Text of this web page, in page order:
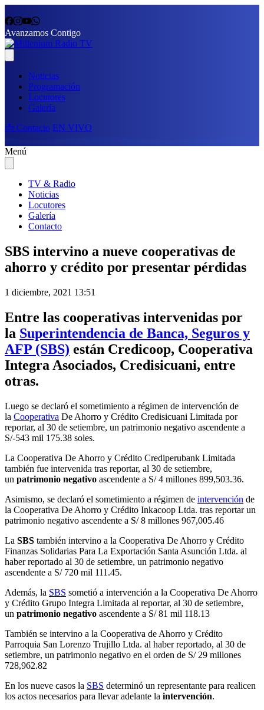
Avanzamos Contigo
Noticias
Programación
Locutores
Galería
📩 Contacto EN VIVO
Menú
TV & Radio
Noticias
Locutores
Galería
Contacto
SBS intervino a nueve cooperativas de
ahorro y crédito por presentar pérdidas
1 diciembre, 2021 13:51
Entre las cooperativas intervenidas por
la Superintendencia de Banca, Seguros y
AFP (SBS) están Credicoop, Cooperativa
Integra Asociados, Credisicuani, entre
otras.
Luego se declaró el sometimiento a régimen de intervención de
la Cooperativa De Ahorro y Crédito Credisicuani Limitada por
reportar, al 30 de setiembre, un patrimonio negativo ascendente a
S/-543 mil 175.38 soles.
La Cooperativa De Ahorro y Crédito Crediperubank Limitada
también fue intervenida tras reportar, al 30 de setiembre,
un patrimonio negativo ascendente a S/ 4 millones 899,503.36.
Asimismo, se declaró el sometimiento a régimen de intervención de
la Cooperativa De Ahorro y Crédito Inkacoop Ltda. tras reportar un
patrimonio negativo ascendente a S/ 8 millones 967,005.46
La SBS también intervino a la Cooperativa De Ahorro y Crédito
Finanzas Solidarias Para La Exportación Santa Asunción Ltda. al
haber reportado al 30 de setiembre, un patrimonio negativo
ascendente a S/ 720 mil 111.45.
Además, la SBS sometió a intervención a la Cooperativa De Ahorro
y Crédito Grupo Integra Limitada al reportar, al 30 de setiembre,
un patrimonio negativo ascendente a S/ 81 mil 118.13
También se intervino a la Cooperativa de Ahorro y Crédito
Parroquia San Lorenzo Trujillo Ltda. al haber reportado, al 30 de
setiembre, un patrimonio negativo en el orden de S/ 29 millones
728,962.82
En los nueve casos la SBS determinó un representante para realicen
los actos necesarios para llevar adelante la intervención.